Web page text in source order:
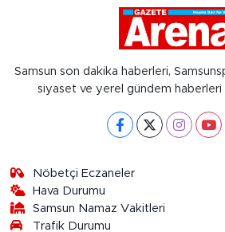
Samsun son dakika haberleri,
siyaset ve yerel gündem haberleri
Nöbetçi Eczaneler
Hava Durumu
Samsun Namaz Vakitleri
Trafik Durumu